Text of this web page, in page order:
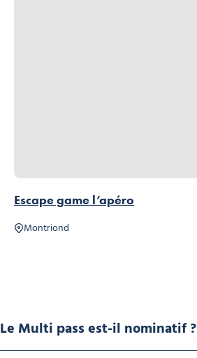
Escape game l’apéro
Montriond
Le Multi pass est-il nominatif ?